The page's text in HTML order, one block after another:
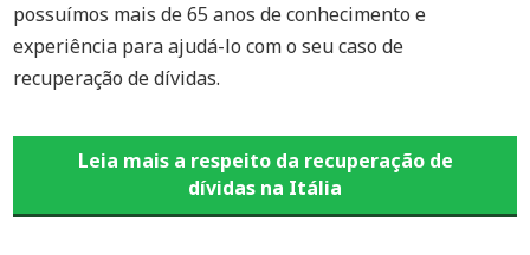
possuímos mais de 65 anos de conhecimento e
experiência para ajudá-lo com o seu caso de
recuperação de dívidas.
Leia mais a respeito da recuperação de
dívidas na Itália